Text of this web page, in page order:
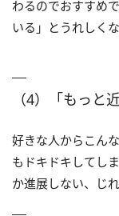
わるのでおすすめ
いる」とうれしくな
（4）「もっと
好きな人からこん
もドキドキしてし
か進展しない、じ